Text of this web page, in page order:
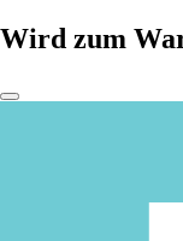
Wird zum